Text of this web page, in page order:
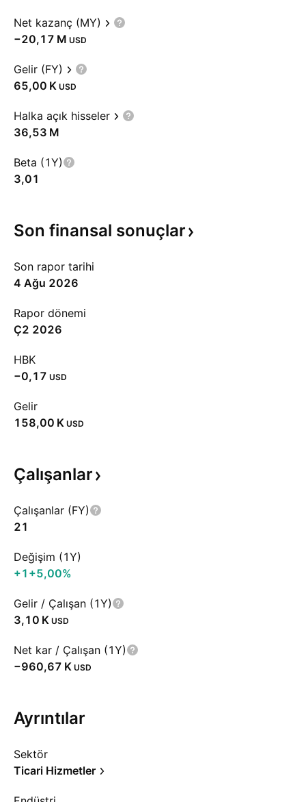
Net kazanç (MY)
‪−20,17 M‬ USD
Gelir (FY)
‪65,00 K‬ USD
Halka açık hisseler
‪36,53 M‬
Beta (1Y)
3,01
Son finansal sonuçlar
Son rapor tarihi
4 Ağu 2026
Rapor dönemi
Ç2 2026
HBK
−0,17 USD
Gelir
‪158,00 K‬ USD
Çalışanlar
Çalışanlar (FY)
21
Değişim (1Y)
+1 +5,00%
Gelir / Çalışan (1Y)
‪3,10 K‬ USD
Net kar / Çalışan (1Y)
‪−960,67 K‬ USD
Ayrıntılar
Sektör
Ticari Hizmetler